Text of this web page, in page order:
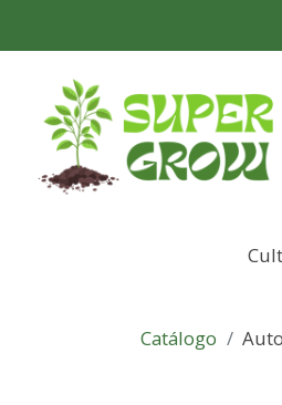
Catálogo